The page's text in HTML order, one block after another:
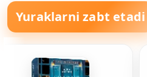
Yuraklarni zabt etadi